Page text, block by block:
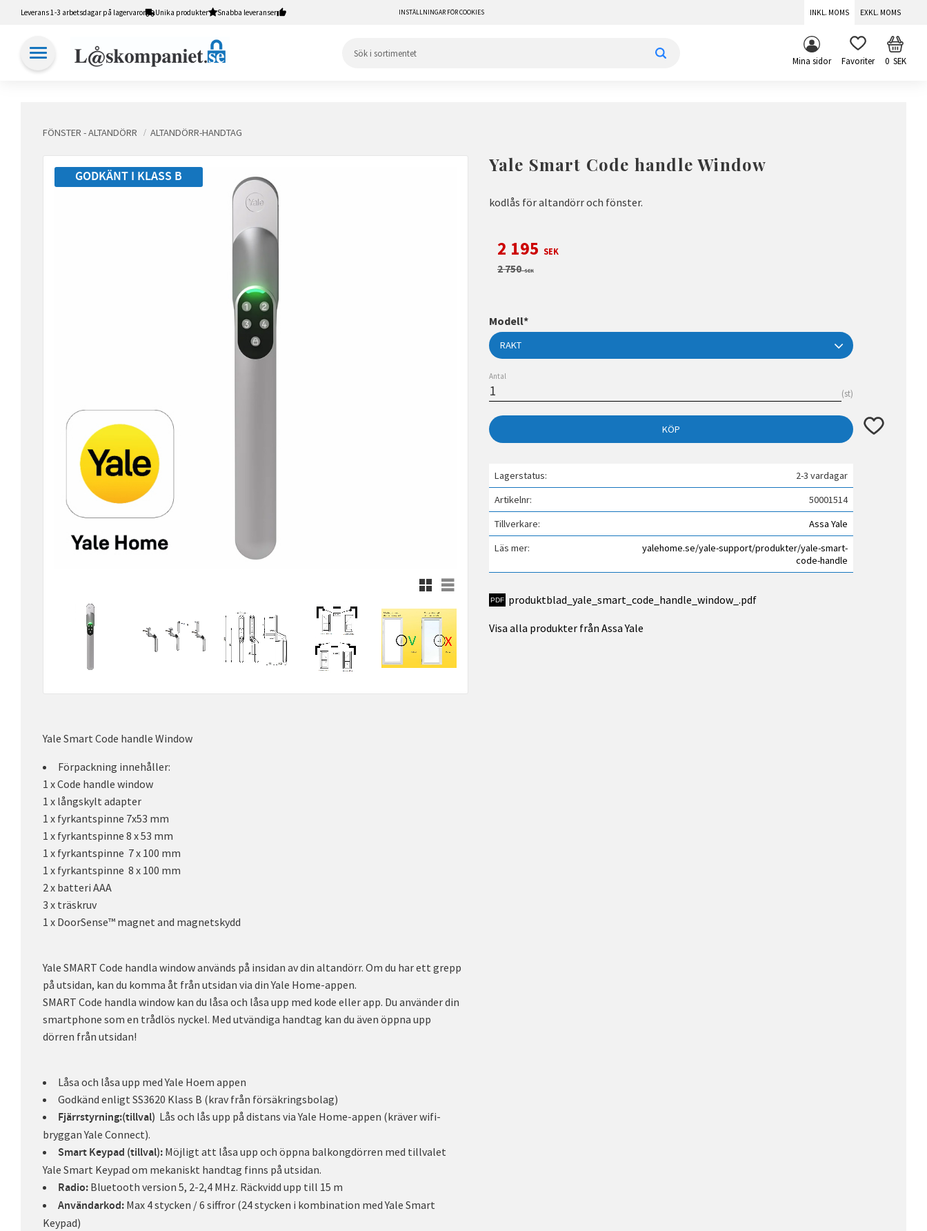
Leverans 1-3 arbetsdagar på lagervaror Unika produkter Snabba leveranser INSTÄLLNINGAR FÖR COOKIES INKL. MOMS EXKL. MOMS
Mina sidor FAVORITER 0SEK
FÖNSTER - ALTANDÖRR ALTANDÖRR-HANDTAG
Yale Smart Code handle Window
kodlås för altandörr och fönster.
GODKÄNT I KLASS B
Rutnätsvy
Listvy
Nedsatt pris:
2 195 SEK
Ordinarie pris:
2 750SEK
Modell*
Antal
st
KÖP Lägg till i
Lagerstatus
2-3 vardagar
Artikelnr
50001514
Tillverkare
Assa Yale
Läs mer
yalehome.se/yale-support/produkter/yale-smart-
code-handle
produktblad_yale_smart_code_handle_window_.pdf
Visa alla produkter från Assa Yale
Yale Smart Code handle Window
Förpackning innehåller:
1 x Code handle window
1 x långskylt adapter
1 x fyrkantspinne 7x53 mm
1 x fyrkantspinne 8 x 53 mm
1 x fyrkantspinne 7 x 100 mm
1 x fyrkantspinne 8 x 100 mm
2 x batteri AAA
3 x träskruv
1 x DoorSense™ magnet and magnetskydd
Yale SMART Code handla window används på insidan av din altandörr. Om du har ett grepp
på utsidan, kan du komma åt från utsidan via din Yale Home-appen.
SMART Code handla window kan du låsa och låsa upp med kode eller app. Du använder din
smartphone som en trådlös nyckel. Med utvändiga handtag kan du även öppna upp
dörren från utsidan!
Låsa och låsa upp med Yale Hoem appen
Godkänd enligt SS3620 Klass B (krav från försäkringsbolag)
Fjärrstyrning:(tillval) Lås och lås upp på distans via Yale Home-appen (kräver wifi-
bryggan Yale Connect).
Smart Keypad (tillval): Möjligt att låsa upp och öppna balkongdörren med tillvalet
Yale Smart Keypad om mekaniskt handtag finns på utsidan.
Radio: Bluetooth version 5, 2-2,4 MHz. Räckvidd upp till 15 m
Användarkod: Max 4 stycken / 6 siffror (24 stycken i kombination med Yale Smart
Keypad)